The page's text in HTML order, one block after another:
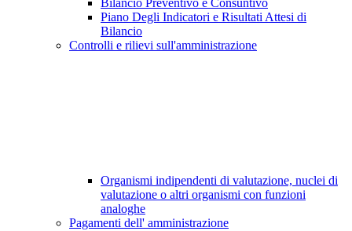
Bilancio Preventivo e Consuntivo
Piano Degli Indicatori e Risultati Attesi di
Bilancio
Controlli e rilievi sull'amministrazione
Organismi indipendenti di valutazione, nuclei di
valutazione o altri organismi con funzioni
analoghe
Pagamenti dell' amministrazione